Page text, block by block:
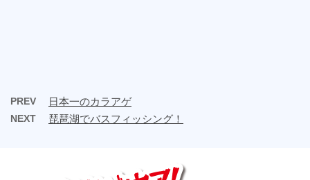
PREV 日本一のカラアゲ
NEXT 琵琶湖でバスフィッシング！